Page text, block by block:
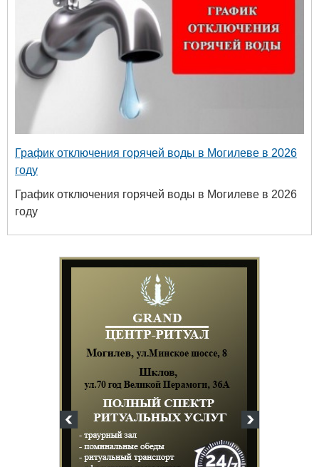
График отключения горячей воды в Могилеве в 2026
году
График отключения горячей воды в Могилеве в 2026
году